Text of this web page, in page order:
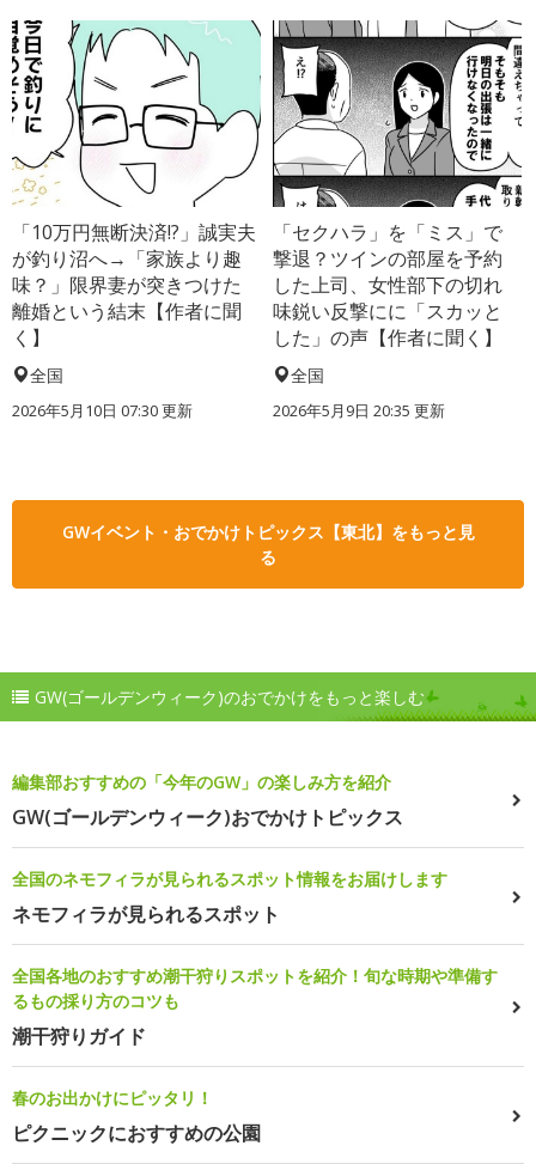
「10万円無断決済!?」誠実夫
が釣り沼へ→「家族より趣
味？」限界妻が突きつけた
離婚という結末【作者に聞
く】
全国
2026年5月10日 07:30 更新
「セクハラ」を「ミス」で
撃退？ツインの部屋を予約
した上司、女性部下の切れ
味鋭い反撃にに「スカッと
した」の声【作者に聞く】
全国
2026年5月9日 20:35 更新
GWイベント・おでかけトピックス【東北】をもっと見
る
GW(ゴールデンウィーク)のおでかけをもっと楽しむ
編集部おすすめの「今年のGW」の楽しみ方を紹介
GW(ゴールデンウィーク)おでかけトピックス
全国のネモフィラが見られるスポット情報をお届けします
ネモフィラが見られるスポット
全国各地のおすすめ潮干狩りスポットを紹介！旬な時期や準備す
るもの採り方のコツも
潮干狩りガイド
春のお出かけにピッタリ！
ピクニックにおすすめの公園